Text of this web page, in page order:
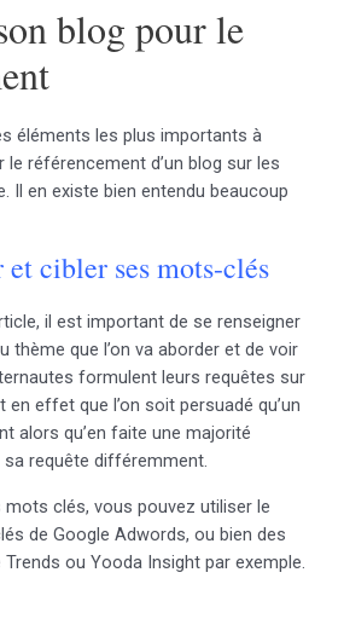
blog pour le
éléments les plus importants à
référencement d’un blog sur les
Il en existe bien entendu beaucoup
cibler ses mots-clés
il est important de se renseigner
thème que l’on va aborder et de voir
formulent leurs requêtes sur
effet que l’on soit persuadé qu’un
alors qu’en faite une majorité
sa requête différemment.
clés, vous pouvez utiliser le
de Google Adwords, ou bien des
ou Yooda Insight par exemple.